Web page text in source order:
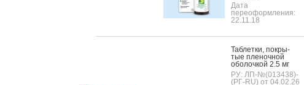
Дата
переоформления:
22.11.18
Таб­летки, пок­ры­
тые пле­ноч­ной
обо­лоч­кой 2.5 мг
РУ: ЛП-№(013438)-
(РГ-RU) от 04.02.26